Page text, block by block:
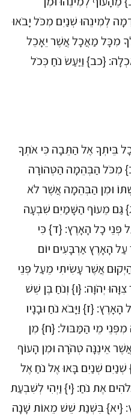
לְמִינֵהוּ שְׁנַיִם מִכֹּל יָבֹאוּ
מִכָּל מַאֲכָל אֲשֶׁר יֵאָכֵל
{כב} וַיַּעַשׂ נֹחַ כְּכֹל
בֵּיתְךָ אֶל הַתֵּבָה כִּי אֹתְךָ
מִכֹּל הַבְּהֵמָה הַטְּהוֹרָה
וּמִן הַבְּהֵמָה אֲשֶׁר לֹא
גַּם מֵעוֹף הַשָּׁמַיִם שִׁבְעָה
פְּנֵי כָל הָאָרֶץ: {ד} כִּי
הָאָרֶץ אַרְבָּעִים יוֹם
אֲשֶׁר עָשִׂיתִי מֵעַל פְּנֵי
יְהֹוָה: {ו} וְנֹחַ בֶּן שֵׁשׁ
{ז} וַיָּבֹא נֹחַ וּבָנָיו
מִפְּנֵי מֵי הַמַּבּוּל: {ח} מִן
אֵינֶנָּה טְהֹרָה וּמִן הָעוֹף
שְׁנַיִם בָּאוּ אֶל נֹחַ אֶל
אֶת נֹחַ: {י} וַיְהִי לְשִׁבְעַת
{יא} בִּשְׁנַת שֵׁשׁ מֵאוֹת שָׁנָה